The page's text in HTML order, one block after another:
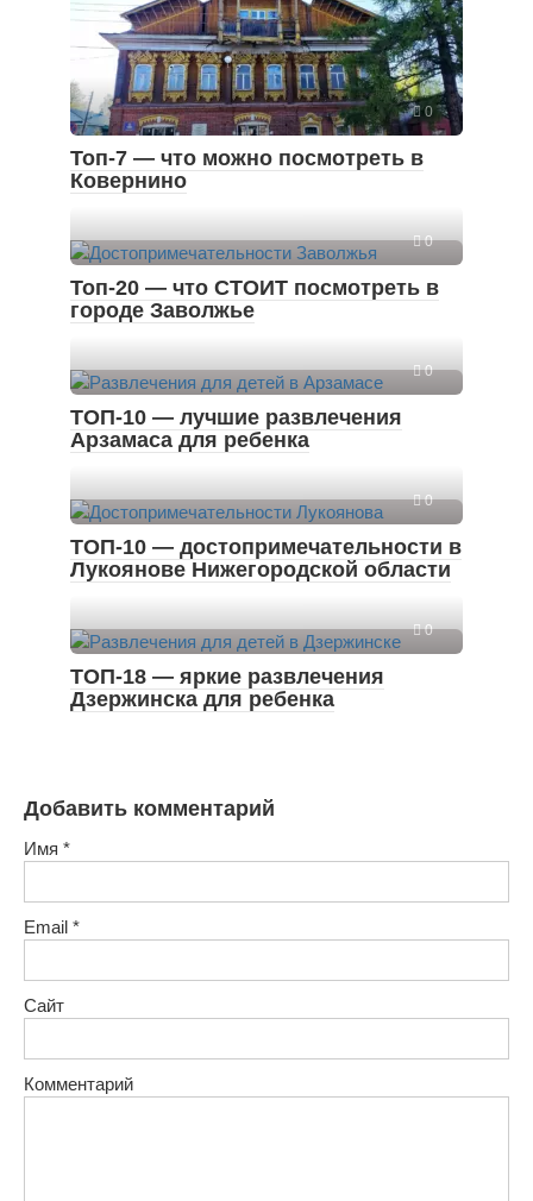
0
Топ-7 — что можно посмотреть в
Ковернино
0
Топ-20 — что СТОИТ посмотреть в
городе Заволжье
0
ТОП-10 — лучшие развлечения
Арзамаса для ребенка
0
ТОП-10 — достопримечательности в
Лукоянове Нижегородской области
0
ТОП-18 — яркие развлечения
Дзержинска для ребенка
Добавить комментарий
Имя *
Email *
Сайт
Комментарий